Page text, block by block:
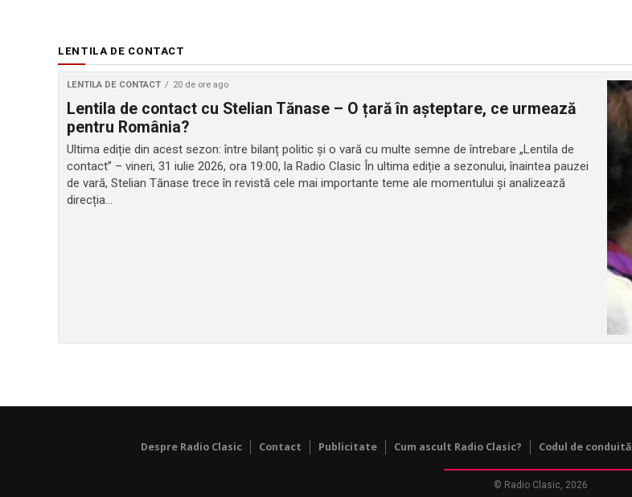
LENTILA DE CONTACT
LENTILA DE CONTACT 20 de ore ago
Lentila de contact cu Stelian Tănase – O țară în așteptare, ce urmează
pentru România?
Ultima ediție din acest sezon: între bilanț politic și o vară cu multe semne de întrebare „Lentila de
contact” – vineri, 31 iulie 2026, ora 19:00, la Radio Clasic În ultima ediție a sezonului, înaintea pauzei
de vară, Stelian Tănase trece în revistă cele mai importante teme ale momentului și analizează
direcția...
Despre Radio Clasic Contact Publicitate Cum ascult Radio Clasic? Codul de conduită
© Radio Clasic, 2026